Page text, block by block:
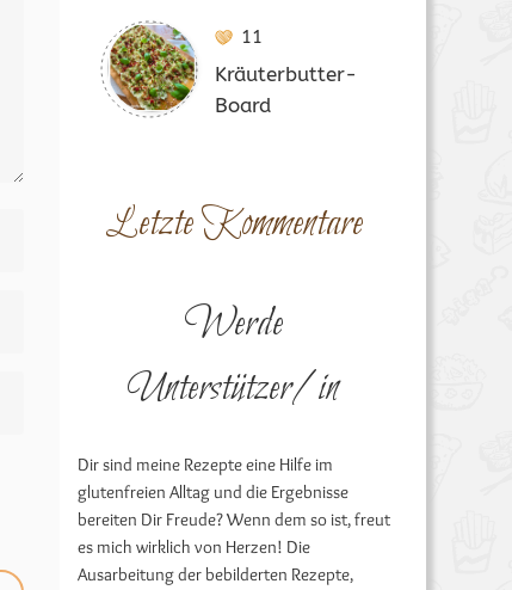
11
Kräuterbutter-
Board
Letzte Kommentare
Werde
Unterstützer/in
Dir sind meine Rezepte eine Hilfe im
glutenfreien Alltag und die Ergebnisse
bereiten Dir Freude? Wenn dem so ist, freut
es mich wirklich von Herzen! Die
Ausarbeitung der bebilderten Rezepte,